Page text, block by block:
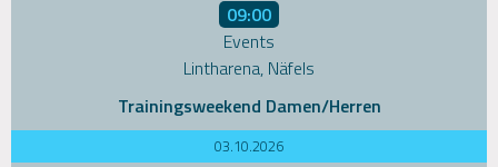
09:00
Events
Lintharena, Näfels
Trainingsweekend Damen/Herren
03.10.2026